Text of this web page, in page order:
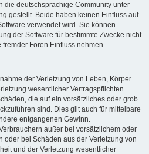
die deutschsprachige Community unter
gestellt. Beide haben keinen Einfluss auf
verwendet wird. Sie können
der Software für bestimmte Zwecke nicht
Foren Einfluss nehmen.
der Verletzung von Leben, Körper
wesentlicher Vertragspflichten
die auf ein vorsätzliches oder grob
sind. Dies gilt auch für mittelbare
entgangenen Gewinn.
außer bei vorsätzlichem oder
oder bei Schäden aus der Verletzung von
und der Verletzung wesentlicher